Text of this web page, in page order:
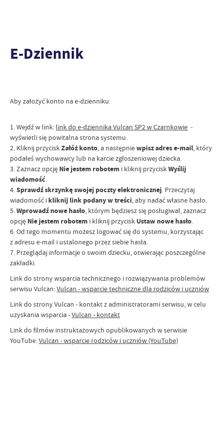
E-Dziennik
Aby założyć konto na e-dzienniku:
1. Wejdź w link: link do e-dziennika Vulcan SP2 w Czarnkowie -
wyświetli się powitalna strona systemu.
2. Kliknij przyciskZałóż konto, a następniewpisz adres e-mail, który
podałeś wychowawcy lub na karcie zgłoszeniowej dziecka.
3. Zaznacz opcję Nie jestem robotem i kliknij przyciskWyślij
wiadomość.
4.Sprawdź skrzynkę swojej poczty elektronicznej. Przeczytaj
wiadomość i kliknij link podany w treści, aby nadać własne hasło.
5.Wprowadź nowe hasło, którym będziesz się posługiwał, zaznacz
opcję Nie jestem robotem i kliknij przycisk Ustaw nowe hasło.
6. Od tego momentu możesz logować się do systemu, korzystając
z adresu e-mail i ustalonego przez siebie hasła.
7. Przeglądaj informacje o swoim dziecku, otwierając poszczególne
zakładki.
Link do strony wsparcia technicznego i rozwiązywania problemów
serwisu Vulcan:Vulcan - wsparcie techniczne dla rodziców i uczniów
Link do strony Vulcan - kontakt z administratorami serwisu, w celu
uzyskania wsparcia -Vulcan - kontakt
Link do filmów instruktażowych opublikowanych w serwisie
YouTube:Vulcan - wsparcie rodziców i uczniów (YouTube)